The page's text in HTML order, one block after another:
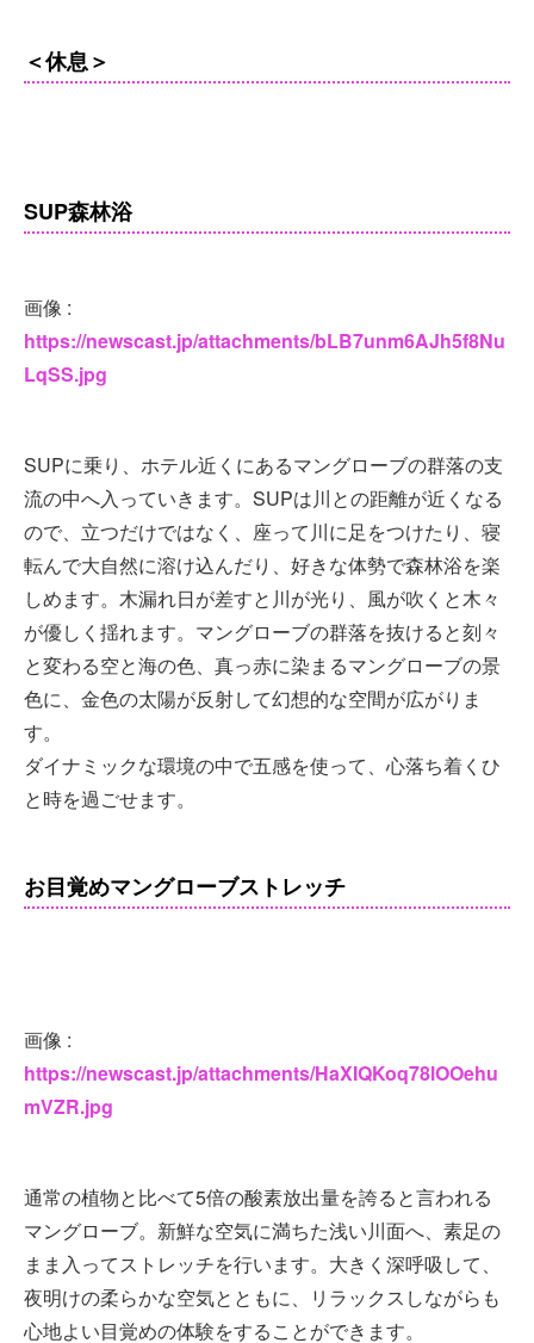
＜休息＞
SUP森林浴
画像 :
https://newscast.jp/attachments/bLB7unm6AJh5f8Nu
LqSS.jpg
SUPに乗り、ホテル近くにあるマングローブの群落の支
流の中へ入っていきます。SUPは川との距離が近くなる
ので、立つだけではなく、座って川に足をつけたり、寝
転んで大自然に溶け込んだり、好きな体勢で森林浴を楽
しめます。木漏れ日が差すと川が光り、風が吹くと木々
が優しく揺れます。マングローブの群落を抜けると刻々
と変わる空と海の色、真っ赤に染まるマングローブの景
色に、金色の太陽が反射して幻想的な空間が広がりま
す。
ダイナミックな環境の中で五感を使って、心落ち着くひ
と時を過ごせます。
お目覚めマングローブストレッチ
画像 :
https://newscast.jp/attachments/HaXIQKoq78lOOehu
mVZR.jpg
通常の植物と比べて5倍の酸素放出量を誇ると言われる
マングローブ。新鮮な空気に満ちた浅い川面へ、素足の
まま入ってストレッチを行います。大きく深呼吸して、
夜明けの柔らかな空気とともに、リラックスしながらも
心地よい目覚めの体験をすることができます。